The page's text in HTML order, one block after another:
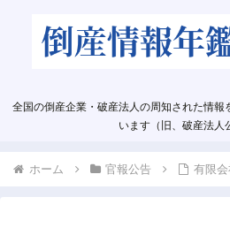
全国の倒産企業・破産法人の周知された情報
います（旧、破産法人
ホーム 官報公告 有限